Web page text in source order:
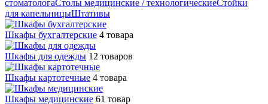
стоматологаСтолы медицинские / технологическиеСтойки
для капельницыШтативы
Шкафы бухгалтерские 4 товара
Шкафы для одежды 12 товаров
Шкафы картотечные 4 товара
Шкафы медицинские 61 товар